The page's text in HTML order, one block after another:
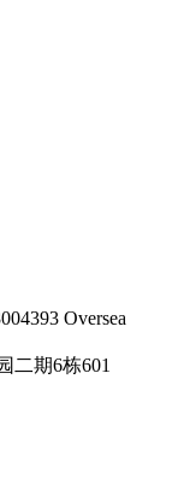
Oversea
二期6栋601